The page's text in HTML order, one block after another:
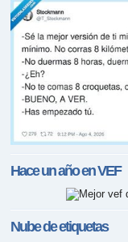
Hace un año enVEF
Nube de etiquetas